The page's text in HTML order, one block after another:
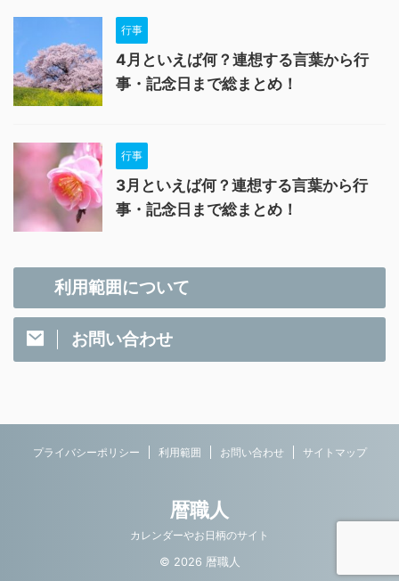
行事
4月といえば何？連想する言葉から行
事・記念日まで総まとめ！
行事
3月といえば何？連想する言葉から行
事・記念日まで総まとめ！
利用範囲について
お問い合わせ
プライバシーポリシー 利用範囲 お問い合わせ サイトマップ
暦職人
カレンダーやお日柄のサイト
© 2026 暦職人